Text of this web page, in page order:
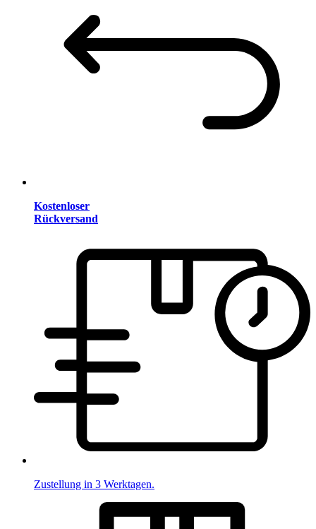
Kostenloser
Rückversand
Zustellung in 3 Werktagen.